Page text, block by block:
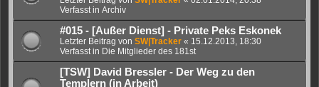
Verfasst in Archiv
#015 - [Außer Dienst] - Private Peks Eskonek
Letzter Beitrag von SW|Tracker « 15.12.2013, 18:30
Verfasst in Die Mitglieder des 181st
[TSW] David Bressler - Der Weg zu den
Templern (in Arbeit)